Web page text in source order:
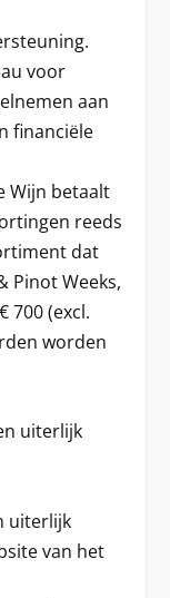
voor
aan
financiële
Wijn betaalt
reeds
dat
Pinot Weeks,
700 (excl.
worden
uiterlijk
uiterlijk
van het